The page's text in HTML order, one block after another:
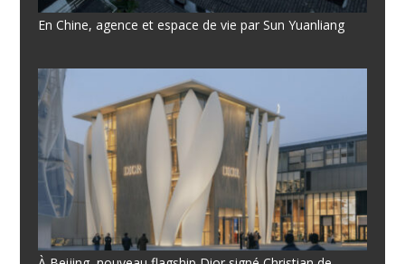
En Chine, agence et espace de vie par Sun Yuanliang